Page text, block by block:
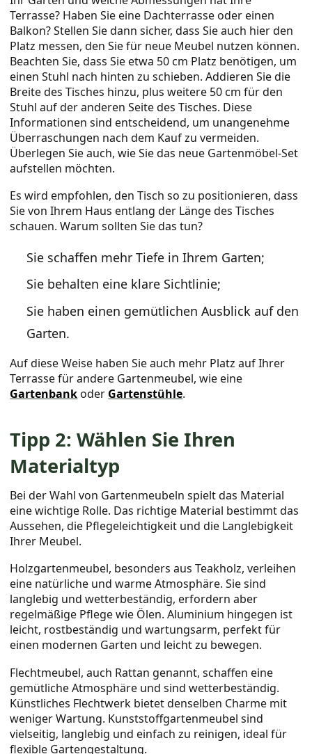
Terrasse? Haben Sie eine Dachterrasse oder einen
Balkon? Stellen Sie dann sicher, dass Sie auch hier den
Platz messen, den Sie für neue Meubel nutzen können.
Beachten Sie, dass Sie etwa 50 cm Platz benötigen, um
einen Stuhl nach hinten zu schieben. Addieren Sie die
Breite des Tisches hinzu, plus weitere 50 cm für den
Stuhl auf der anderen Seite des Tisches. Diese
Informationen sind entscheidend, um unangenehme
Überraschungen nach dem Kauf zu vermeiden.
Überlegen Sie auch, wie Sie das neue Gartenmöbel-Set
aufstellen möchten.
Es wird empfohlen, den Tisch so zu positionieren, dass
Sie von Ihrem Haus entlang der Länge des Tisches
schauen. Warum sollten Sie das tun?
Sie schaffen mehr Tiefe in Ihrem Garten;
Sie behalten eine klare Sichtlinie;
Sie haben einen gemütlichen Ausblick auf den
Garten.
Auf diese Weise haben Sie auch mehr Platz auf Ihrer
Terrasse für andere Gartenmeubel, wie eine
Gartenbankoder Gartenstühle.
Tipp 2: Wählen Sie Ihren
Materialtyp
Bei der Wahl von Gartenmeubeln spielt das Material
eine wichtige Rolle. Das richtige Material bestimmt das
Aussehen, die Pflegeleichtigkeit und die Langlebigkeit
Ihrer Meubel.
Holzgartenmeubel, besonders aus Teakholz, verleihen
eine natürliche und warme Atmosphäre. Sie sind
langlebig und wetterbeständig, erfordern aber
regelmäßige Pflege wie Ölen. Aluminium hingegen ist
leicht, rostbeständig und wartungsarm, perfekt für
einen modernen Garten und leicht zu bewegen.
Flechtmeubel, auch Rattan genannt, schaffen eine
gemütliche Atmosphäre und sind wetterbeständig.
Künstliches Flechtwerk bietet denselben Charme mit
weniger Wartung. Kunststoffgartenmeubel sind
vielseitig, langlebig und einfach zu reinigen, ideal für
flexible Gartengestaltung.